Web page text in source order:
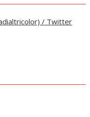
/ Twitter